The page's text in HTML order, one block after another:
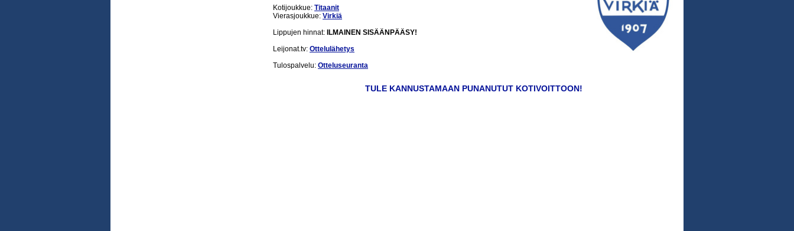
Kotijoukkue: Titaanit
Vierasjoukkue: Virkiä
Lippujen hinnat: ILMAINEN SISÄÄNPÄÄSY!
Leijonat.tv: Ottelulähetys
Tulospalvelu: Otteluseuranta
TULE KANNUSTAMAAN PUNANUTUT KOTIVOITTOON!